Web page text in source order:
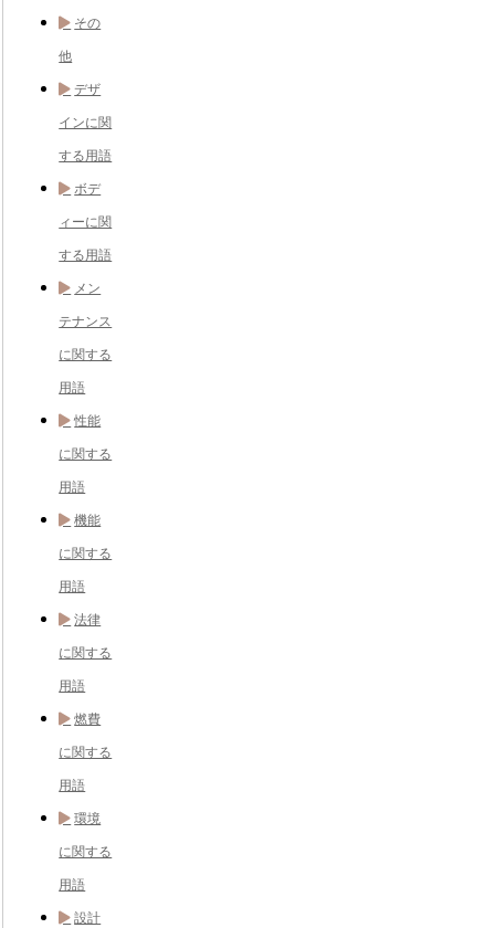
その
他
デザ
インに関
する用語
ボデ
ィーに関
する用語
メン
テナンス
に関する
用語
性能
に関する
用語
機能
に関する
用語
法律
に関する
用語
燃費
に関する
用語
環境
に関する
用語
設計